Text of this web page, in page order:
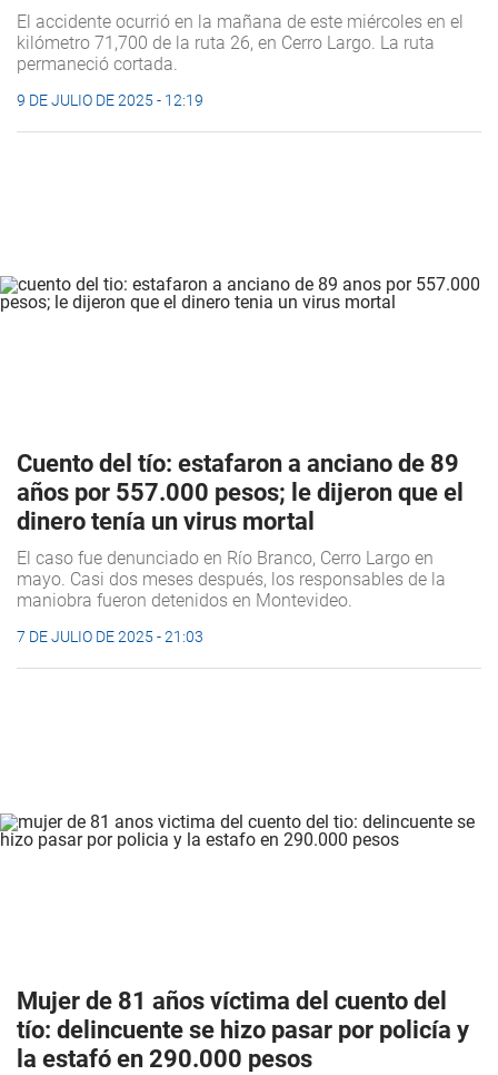
El accidente ocurrió en la mañana de este miércoles en el
kilómetro 71,700 de la ruta 26, en Cerro Largo. La ruta
permaneció cortada.
9 DE JULIO DE 2025 - 12:19
Cuento del tío: estafaron a anciano de 89
años por 557.000 pesos; le dijeron que el
dinero tenía un virus mortal
El caso fue denunciado en Río Branco, Cerro Largo en
mayo. Casi dos meses después, los responsables de la
maniobra fueron detenidos en Montevideo.
7 DE JULIO DE 2025 - 21:03
Mujer de 81 años víctima del cuento del
tío: delincuente se hizo pasar por policía y
la estafó en 290.000 pesos